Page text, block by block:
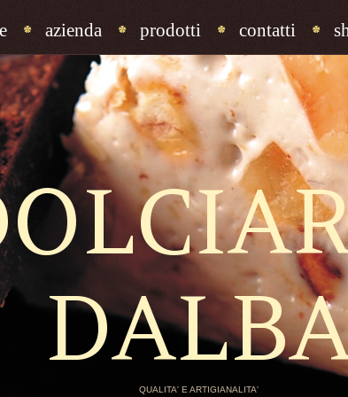
azienda prodotti contatti
QUALITA' E ARTIGIANALITA'